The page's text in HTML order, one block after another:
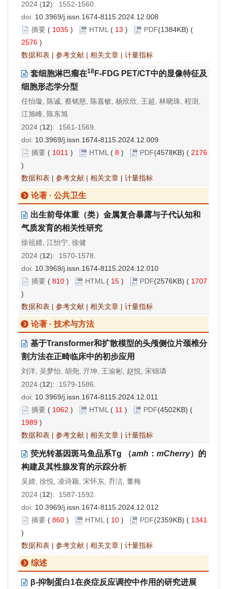
2024 (12): 1552-1560.
doi: 10.3969/j.issn.1674-8115.2024.12.008
摘要 ( 1035 ) HTML ( 13 ) PDF(1384KB) (
2576 )
数据和表 | 参考文献 | 相关文章 | 计量指标
套细胞淋巴瘤在18 F-FDG PET/CT中的显像特征及
细胞形态学分型
任怡璇, 陈诚, 蔡铭慈, 陈嘉敏, 杨欣欣, 王超, 林晓珠, 程澍,
江旭峰, 陈东旭
2024 (12): 1561-1569.
doi: 10.3969/j.issn.1674-8115.2024.12.009
摘要 ( 1011 ) HTML ( 8 ) PDF(4578KB) ( 2176
)
数据和表 | 参考文献 | 相关文章 | 计量指标
论著 · 公共卫生
出生前母体重（类）金属复合暴露与子代认知和
气质发育的相关性研究
徐祖婧, 江怡宁, 徐健
2024 (12): 1570-1578.
doi: 10.3969/j.issn.1674-8115.2024.12.010
摘要 ( 810 ) HTML ( 15 ) PDF(2576KB) ( 1707
)
数据和表 | 参考文献 | 相关文章 | 计量指标
论著 · 技术与方法
基于Transformer和扩散模型的头颅侧位片颈椎分
割方法在正畸临床中的初步应用
刘洋, 吴梦怡, 胡尧, 亓坤, 王渝彬, 赵悦, 宋锦璘
2024 (12): 1579-1586.
doi: 10.3969/j.issn.1674-8115.2024.12.011
摘要 ( 1062 ) HTML ( 11 ) PDF(4502KB) (
1989 )
数据和表 | 参考文献 | 相关文章 | 计量指标
荧光转基因斑马鱼品系Tg （amh ： mCherry）的
构建及其性腺发育的示踪分析
吴婧, 徐悦, 凌诗颖, 宋怀东, 乔洁, 董梅
2024 (12): 1587-1592.
doi: 10.3969/j.issn.1674-8115.2024.12.012
摘要 ( 860 ) HTML ( 10 ) PDF(2359KB) ( 1341
)
数据和表 | 参考文献 | 相关文章 | 计量指标
综述
β-抑制蛋白1在炎症反应调控中作用的研究进展